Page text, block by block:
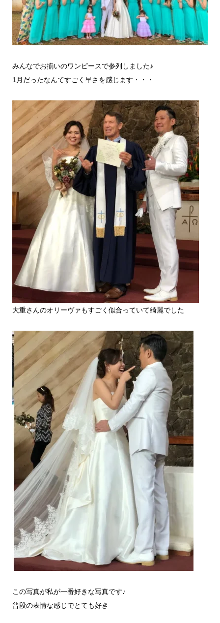
みんなでお揃いのワンピースで参列しました♪
1月だったなんてすごく早さを感じます・・・
大重さんのオリーヴァもすごく似合っていて綺麗でした
この写真が私が一番好きな写真です♪
普段の表情な感じでとても好き